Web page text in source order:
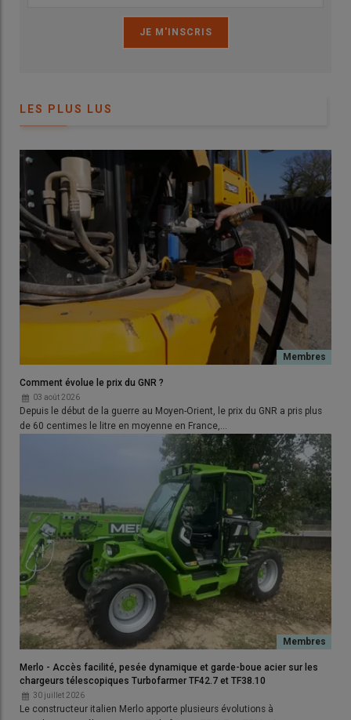
Le colza représente une part importante des surfaces
réalisées à la faucheuse-andaineuse. © J. Coureau
Les semenciers ne sont pas les seuls clients de Joël Coureau
séduits par la moisson décomposée pour le colza.
« Depuis
deux ans, j’ai quelques clients avec de belles surfaces de colza
qui, bien qu’équipés de grosses moissonneuses-batteuses avec
une large coupe, me demandent de venir couper l’intégralité de
leur surface de colza à la faucheuse andaineuse. Une semaine
après la coupe, ils reprennent deux andains d’un coup avec leur
difficilement réalisables en méthode classique
retour représentent l’équivalent de 15 mètres de coupe et la
récolte bien sèche passe toute seule dans le batteur. »
Moisson décomposée : comment
choisir son pick-up à tapis ?
Un battage plus doux avec les cultures
vertes
Mais le colza est loin d’être la seule culture à trouver un intérêt
dans la moisson décomposée.
« Une majorité des cultures que
je coupe à la faucheuse andaineuse sont destinées aux
semences
», résume Joël Coureau. Essentiels à la certification,
l’homogénéité de la récolte, notamment en termes de taux de
matière sèche, et le meilleur pouvoir germinatif sont les atouts
appréciés par les firmes semencières. Lorsque la récolte est
LES PLUS LUS
Comment évolue le prix du GNR ?
03 août 2026
Depuis le début de la guerre au Moyen-Orient, le prix du GNR a pris plus
de 60 centimes le litre en moyenne en France,…
Merlo - Accès facilité, pesée dynamique et garde-boue acier sur les
chargeurs télescopiques Turbofarmer TF42.7 et TF38.10
30 juillet 2026
Le constructeur italien Merlo apporte plusieurs évolutions à